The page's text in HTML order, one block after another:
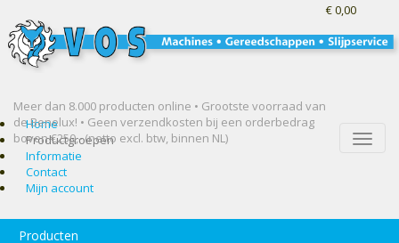
Meer dan 8.000 producten online • Grootste voorraad van
de Benelux! • Geen verzendkosten bij een orderbedrag
boven €250,- (netto excl. btw, binnen NL)
€ 0,00
Toggle
Home
Productgroepen
Informatie
Contact
Mijn account
Producten